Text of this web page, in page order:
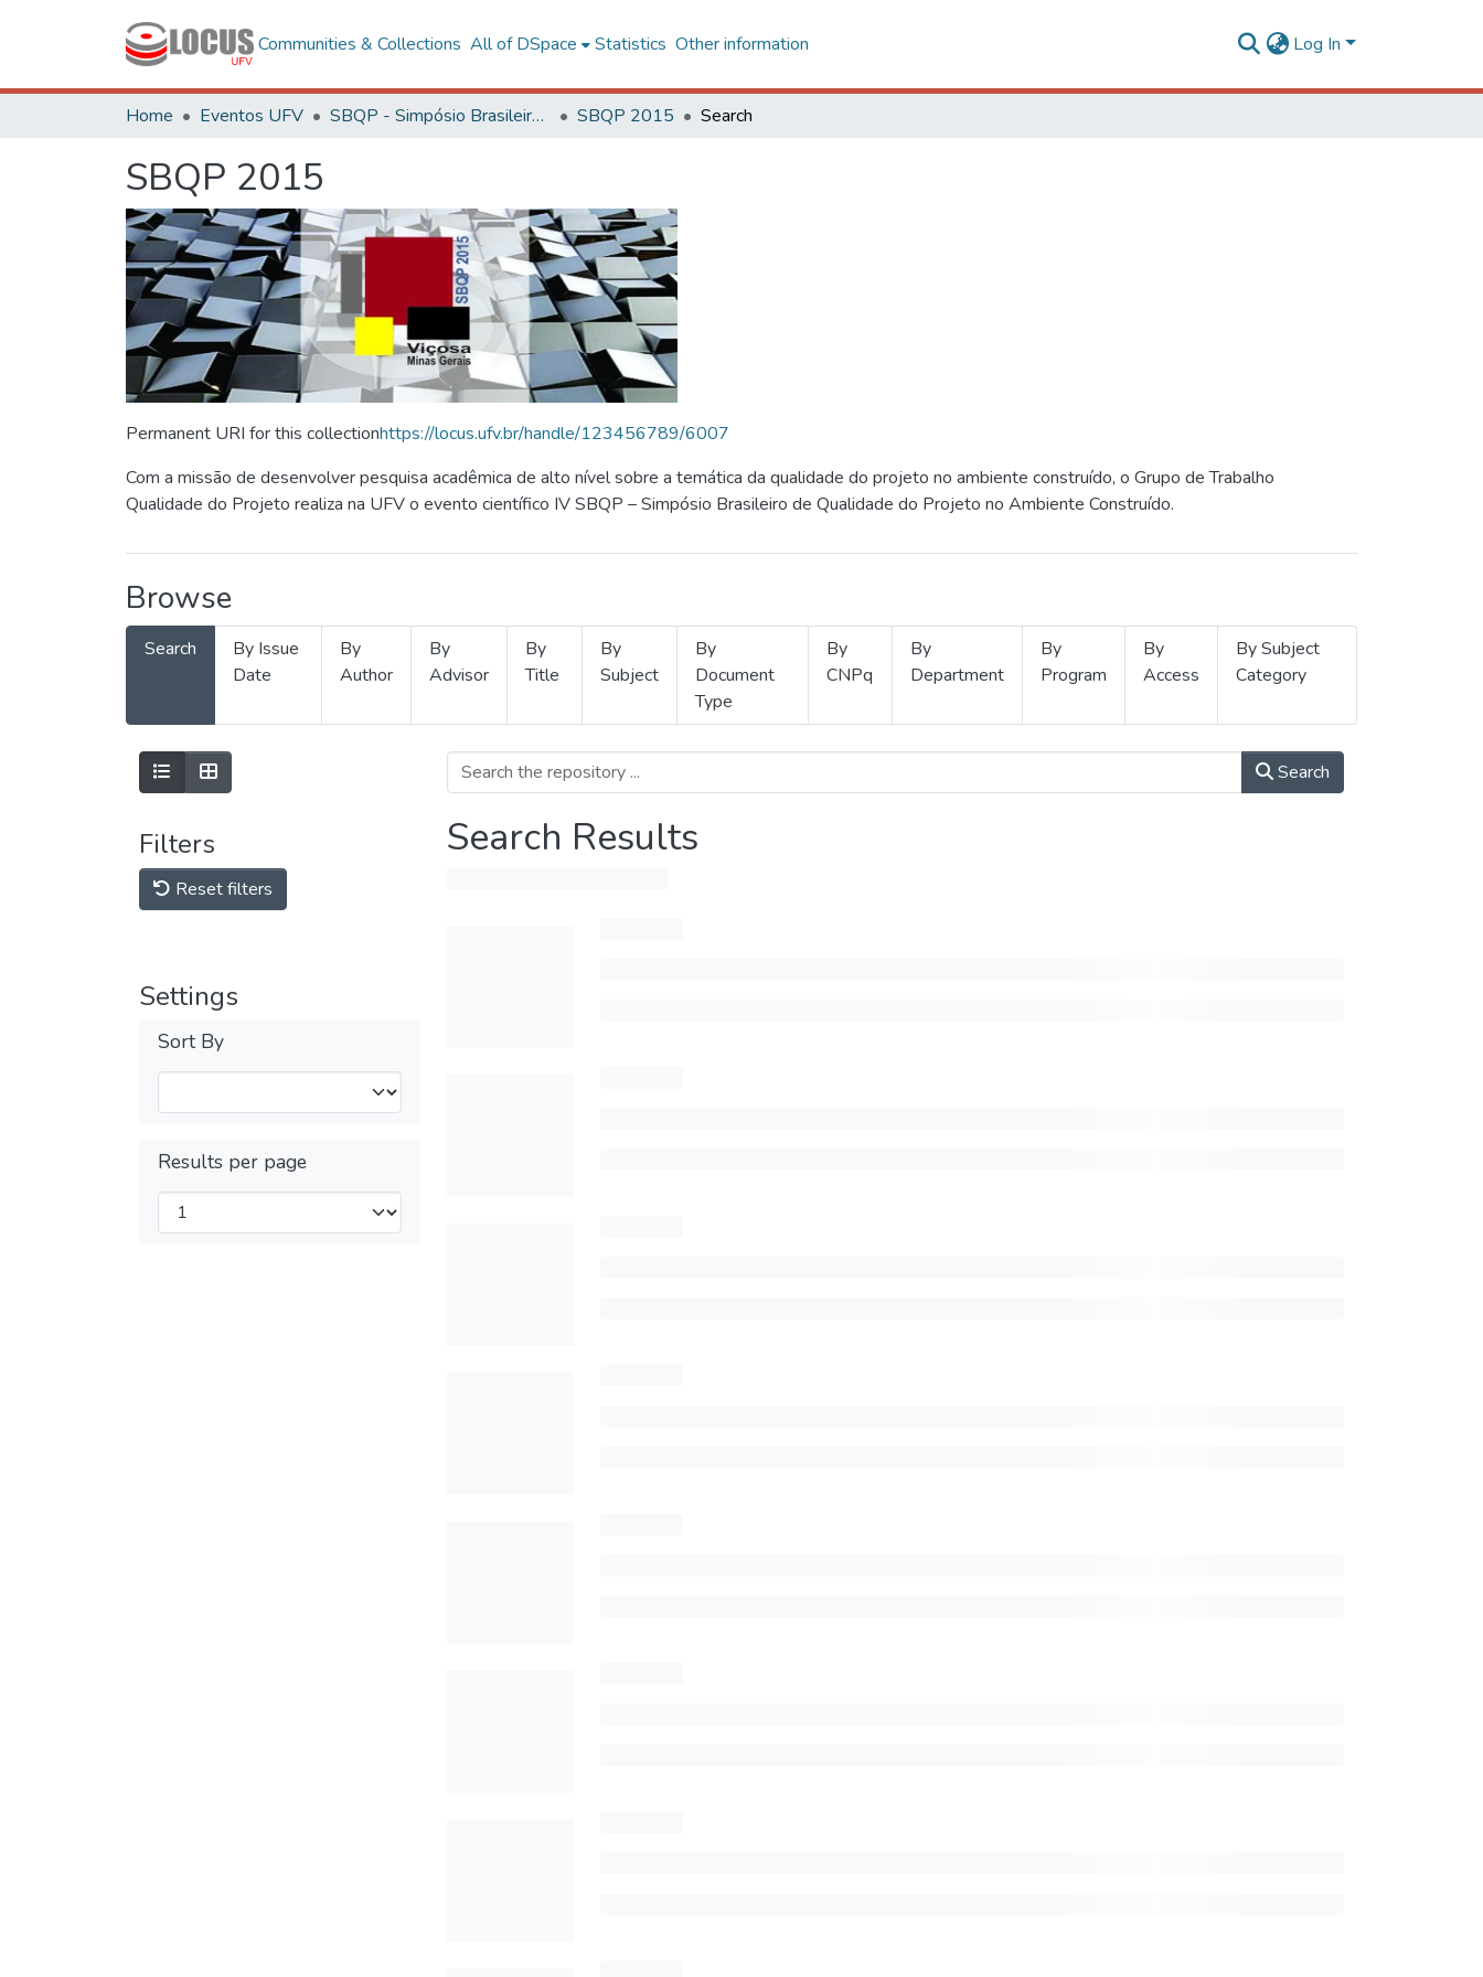
Communities & Collections All of DSpace Statistics Other information Log In
Home Eventos UFV SBQP - Simpósio Brasileiro de Qualidade do Projeto no Ambiente Construído SBQP 2015 Search
SBQP 2015
Permanent URI for this collectionhttps://locus.ufv.br/handle/123456789/6007
Com a missão de desenvolver pesquisa acadêmica de alto nível sobre a temática da qualidade do projeto no ambiente construído, o Grupo de Trabalho
Qualidade do Projeto realiza na UFV o evento científico IV SBQP – Simpósio Brasileiro de Qualidade do Projeto no Ambiente Construído.
Browse
Search
By Issue
Date
By
Author
By
Advisor
By
Title
By
Subject
By
Document
Type
By
CNPq
By
Department
By
Program
By
Access
By Subject
Category
Filters
Reset filters
Settings
Sort By
Results per page
Search
Search Results